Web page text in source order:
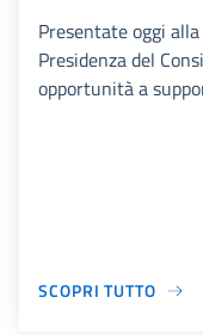
Presentate oggi
Presidenza del
opportunità a
SCOPRI TUTTO